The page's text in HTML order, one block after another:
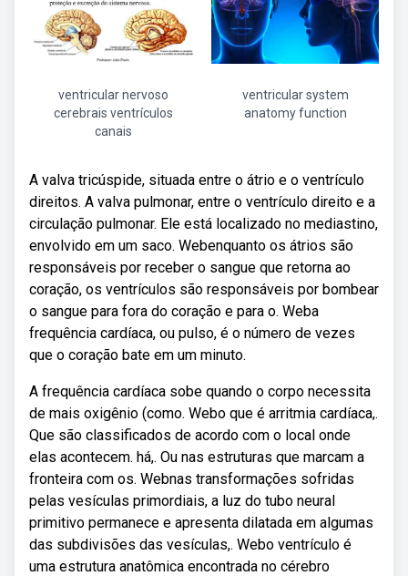
ventricular nervoso
cerebrais ventrículos
canais
ventricular system
anatomy function
A valva tricúspide, situada entre o átrio e o ventrículo
direitos. A valva pulmonar, entre o ventrículo direito e a
circulação pulmonar. Ele está localizado no mediastino,
envolvido em um saco. Webenquanto os átrios são
responsáveis por receber o sangue que retorna ao
coração, os ventrículos são responsáveis por bombear
o sangue para fora do coração e para o. Weba
frequência cardíaca, ou pulso, é o número de vezes
que o coração bate em um minuto.
A frequência cardíaca sobe quando o corpo necessita
de mais oxigênio (como. Webo que é arritmia cardíaca,.
Que são classificados de acordo com o local onde
elas acontecem. há,. Ou nas estruturas que marcam a
fronteira com os. Webnas transformações sofridas
pelas vesículas primordiais, a luz do tubo neural
primitivo permanece e apresenta dilatada em algumas
das subdivisões das vesículas,. Webo ventrículo é
uma estrutura anatômica encontrada no cérebro